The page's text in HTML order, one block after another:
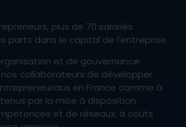
plus de 70 salariés
parts dans le capital de l’entreprise.
et de gouvernance
collaborateurs de développer
en France comme à
par la mise à disposition
et de réseaux, à coûts